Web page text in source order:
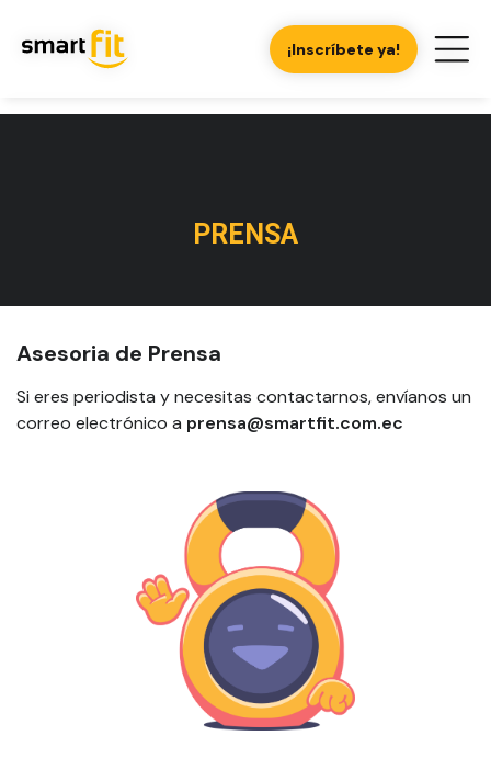
¡Inscríbete ya!
PRENSA
Asesoria de Prensa
Si eres periodista y necesitas contactarnos, envíanos un
correo electrónico a prensa@smartfit.com.ec